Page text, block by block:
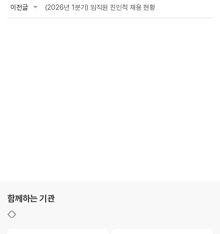
이전글 (2026년 1분기) 임직원 친인척 채용 현황
함께하는 기관